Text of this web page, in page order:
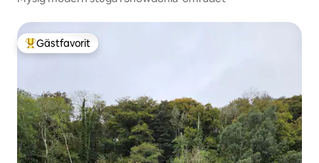
Populär gästfavorit
Gästfavorit